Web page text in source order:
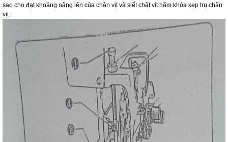
sao cho đạt khoảng nâng lên của chân vịt và siết chặt vít hãm khóa kẹp trụ chân
vịt.